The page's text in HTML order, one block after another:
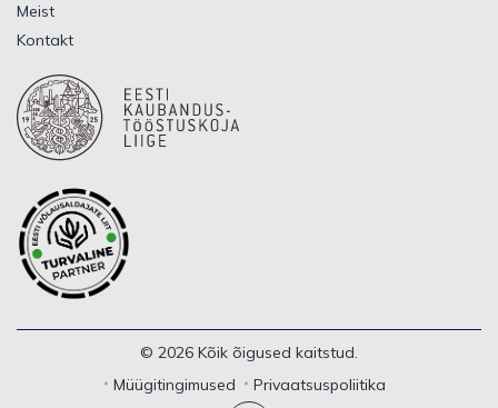
Meist
Kontakt
© 2026 Kõik õigused kaitstud.
Müügitingimused
Privaatsuspoliitika